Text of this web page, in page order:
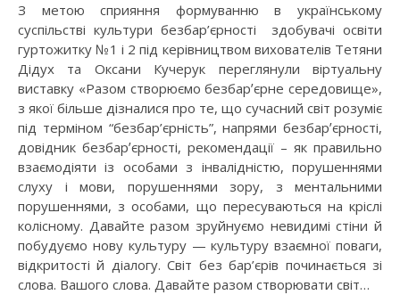
З метою сприяння формуванню в українському
суспільстві культури безбар’єрності здобувачі освіти
гуртожитку №1 і 2 під керівництвом вихователів Тетяни
Дідух та Оксани Кучерук переглянули віртуальну
виставку «Разом створюємо безбарʼєрне середовище»,
з якої більше дізналися про те, що сучасний світ розуміє
під терміном “безбар’єрність”, напрями безбарʼєрності,
довідник безбарʼєрності, рекомендації – як правильно
взаємодіяти із особами з інвалідністю, порушеннями
слуху і мови, порушеннями зору, з ментальними
порушеннями, з особами, що пересуваються на кріслі
колісному. Давайте разом зруйнуємо невидимі стіни й
побудуємо нову культуру — культуру взаємної поваги,
відкритості й діалогу. Світ без бар’єрів починається зі
слова. Вашого слова. Давайте разом створювати світ…